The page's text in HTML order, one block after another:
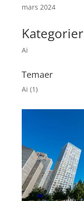
mars 2024
Kategorier
Ai
Temaer
Ai (1)